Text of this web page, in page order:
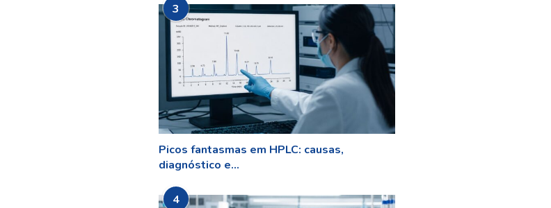
3
Picos fantasmas em HPLC: causas,
diagnóstico e...
4